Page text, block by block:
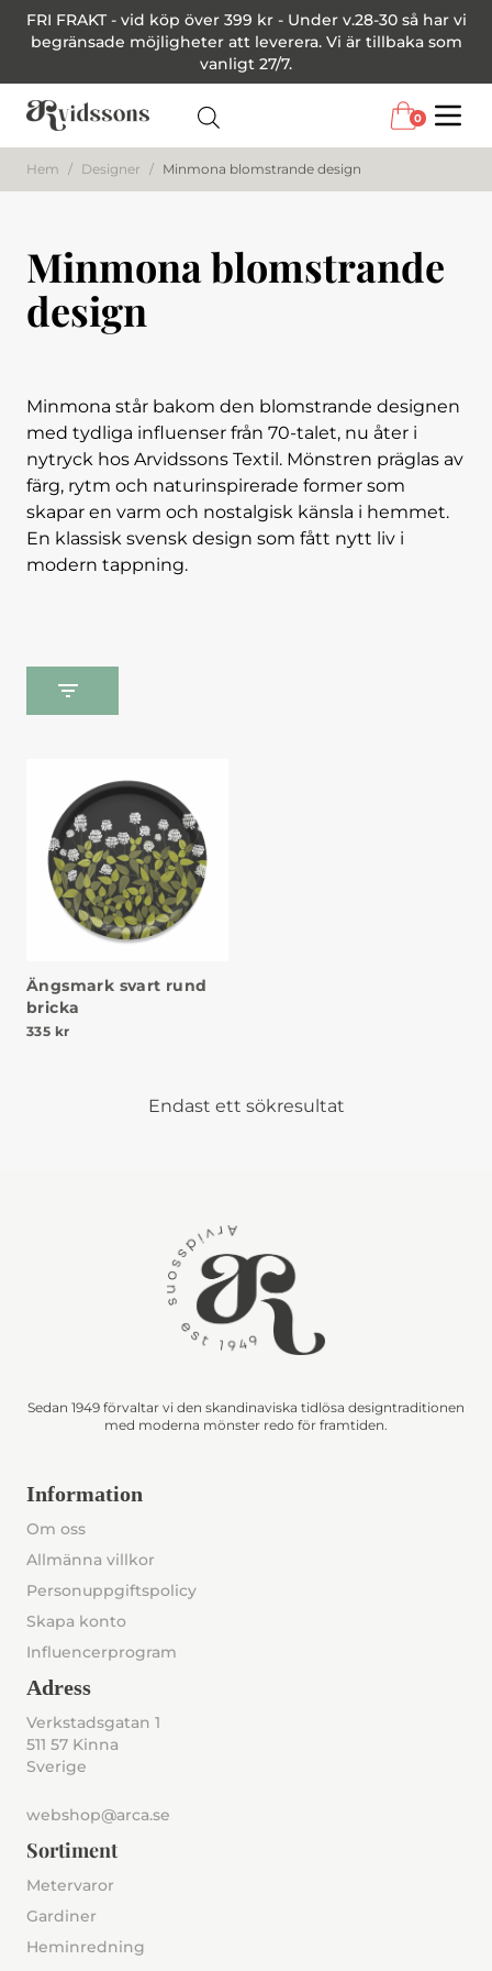
FRI FRAKT - vid köp över 399 kr - Under v.28-30 så har vi
begränsade möjligheter att leverera. Vi är tillbaka som
vanligt 27/7.
0
Hem / Designer / Minmona blomstrande design
Minmona blomstrande
design
Minmona står bakom den blomstrande designen
med tydliga influenser från 70-talet, nu åter i
nytryck hos Arvidssons Textil. Mönstren präglas av
färg, rytm och naturinspirerade former som
skapar en varm och nostalgisk känsla i hemmet.
En klassisk svensk design som fått nytt liv i
modern tappning.
Ängsmark svart rund
bricka
335 kr
Endast ett sökresultat
Sedan 1949 förvaltar vi den skandinaviska tidlösa designtraditionen
med moderna mönster redo för framtiden.
Information
Om oss
Allmänna villkor
Personuppgiftspolicy
Skapa konto
Influencerprogram
Adress
Verkstadsgatan 1
511 57 Kinna
Sverige
webshop@arca.se
Sortiment
Metervaror
Gardiner
Heminredning